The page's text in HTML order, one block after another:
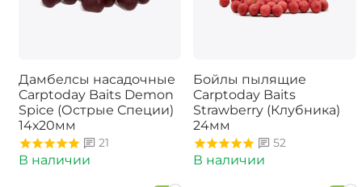
Дамбелсы насадочные
Carptoday Baits Demon
Spice (Острые Специи)
14х20мм
21
В наличии
Бойлы пылящие
Carptoday Baits
Strawberry (Клубника)
24мм
52
В наличии